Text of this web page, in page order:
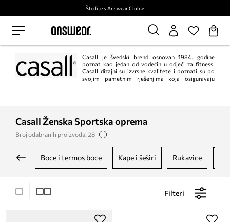
Štedite s Answear Club >
Casall je švedski brend osnovan 1984. godine
poznat kao jedan od vodećih u odjeći za fitness.
Casall dizajni su izvrsne kvalitete i poznati su po
svojim pametnim rješenjima koja osiguravaju
Casall Ženska Sportska oprema
Broj odabranih proizvoda: 28
boce i termos boce kape i šeširi rukavice
Filteri